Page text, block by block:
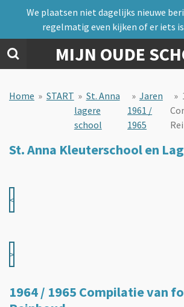
naar
de
hoofdinhoud
MIJN OUDE
We plaatsen niet dagelijks nieuwe
regelmatig even kijken of er iets
Home » START » St. Anna
lagere
school
» Jaren
1961 /
1965
»
St. Anna Kleuterschool en
<
>
1964 / 1965 Compilatie van